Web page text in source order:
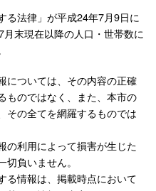
る法律」が平成24年7月9日に
末現在以降の人口・世帯数に
については、その内容の正確
ものではなく、また、本市の
その全てを網羅するものでは
の利用によって損害が生じた
負いません。
る情報は、掲載時点において